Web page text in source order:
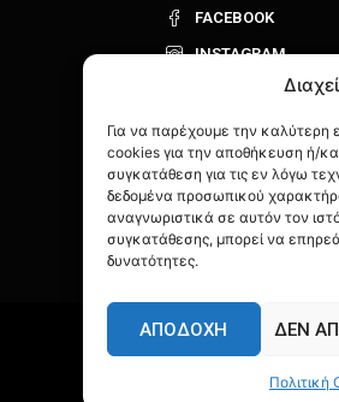
Για να παρέχουμε την καλύτερη
cookies για την αποθήκευση ή/
συγκατάθεση για τις εν λόγω
δεδομένα προσωπικού
αναγνωριστικά σε αυτόν τον
συγκατάθεσης, μπορεί να
δυνατότητες.
ΑΠΟΔΟΧΉ ΔΕΝ
Πολιτική
FACEBOOK
INSTAGRAM